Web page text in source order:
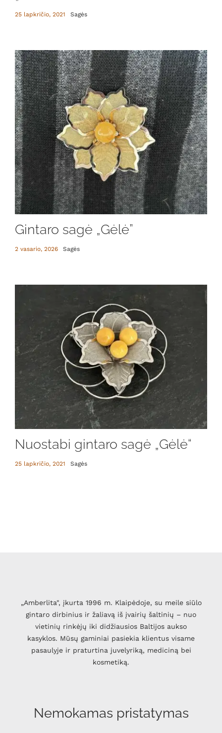
25 lapkričio, 2021 Sagės
Gintaro sagė „Gėlė”
2 vasario, 2026 Sagės
Nuostabi gintaro sagė „Gėlė“
25 lapkričio, 2021 Sagės
„Amberlita", įkurta 1996 m. Klaipėdoje, su meile siūlo
gintaro dirbinius ir žaliavą iš įvairių šaltinių – nuo
vietinių rinkėjų iki didžiausios Baltijos aukso
kasyklos. Mūsų gaminiai pasiekia klientus visame
pasaulyje ir praturtina juvelyriką, mediciną bei
kosmetiką.
Nemokamas pristatymas